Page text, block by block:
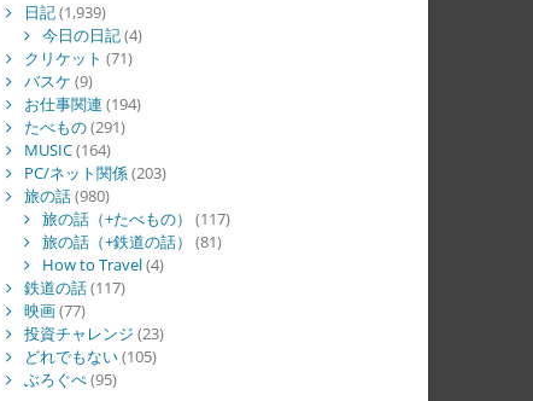
日記(1,939)
今日の日記(4)
クリケット (71)
バスケ (9)
お仕事関連 (194)
たべもの(291)
MUSIC(164)
PC/ネット関係(203)
旅の話(980)
旅の話（+たべもの）
(117)
旅の話（+鉄道の話）
(81)
How to Travel(4)
鉄道の話(117)
映画(77)
投資チャレンジ (23)
どれでもない(105)
ぶろぐぺ(95)